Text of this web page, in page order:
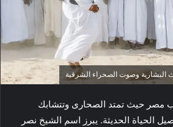
البشارية وصوت الصحراء الشرقية
مصر حيث تمتد الصحارى وتتشابك
الحياة الحديثة. يبرز اسم الشيخ نصر